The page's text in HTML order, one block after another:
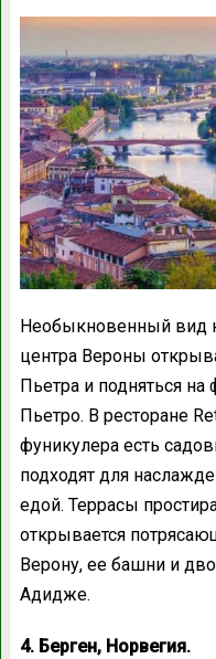
Необыкновенный вид
центра Вероны
Пьетра и подняться
Пьетро. В ресторане
фуникулера есть
подходят для
едой. Террасы
открывается
Верону, ее башни и
Адидже.
4. Берген, Норвегия.